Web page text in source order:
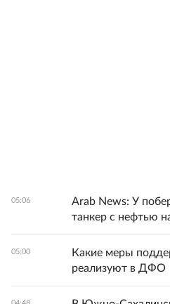
05:06
Arab News: У
танкер с нефтью
05:00
Какие меры
реализуют в ДФО